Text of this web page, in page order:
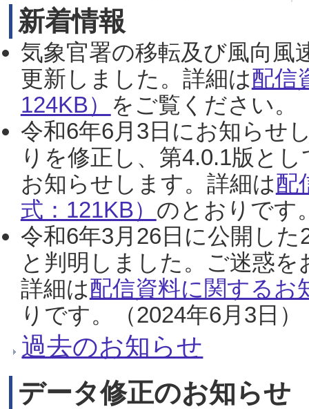
新着情報
気象官署の移転及び風向風
更新しました。詳細は配信
124KB） をご覧ください。
令和6年6月3日にお知らせ
りを修正し、第4.0.1版と
お知らせします。詳細は配
式：121KB） のとおりです
令和6年3月26日に公開し
と判明しました。ご迷惑
詳細は配信資料に関するお
りです。（2024年6月3日）
過去のお知らせ
データ修正のお知らせ